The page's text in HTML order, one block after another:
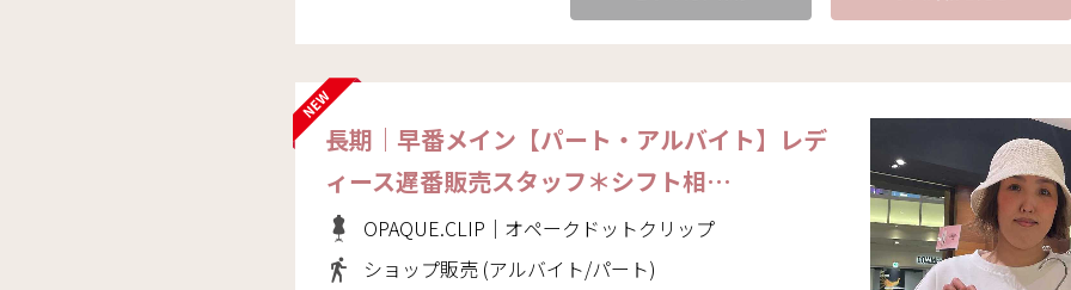
長期｜早番メイン【パート・アルバイト】レデ
ィース遅番販売スタッフ＊シフト相…
OPAQUE.CLIP｜オペークドットクリップ
ショップ販売 (アルバイト/パート)